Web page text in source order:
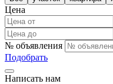
Цена
№ объявления
Подобрать
Написать нам